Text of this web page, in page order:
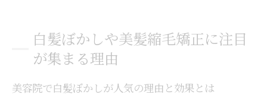
白髪ぼかしや美髪縮毛矯正に注目
が集まる理由
美容院で白髪ぼかしが人気の理由と効果とは